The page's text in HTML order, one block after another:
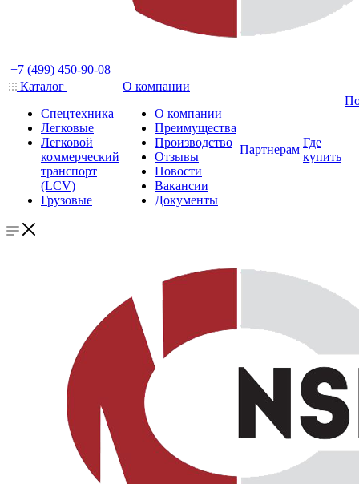
+7 (499) 450-90-08
Каталог
Спецтехника
Легковые
Легковой
коммерческий
транспорт
(LCV)
Грузовые
О компании
О компании
Преимущества
Производство
Отзывы
Новости
Вакансии
Документы
Партнерам
Где
купить